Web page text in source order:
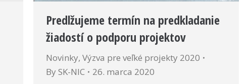
Predlžujeme termín na predkladanie
žiadostí o podporu projektov
Novinky, Výzva pre veľké projekty 2020
By SK-NIC
26. marca 2020